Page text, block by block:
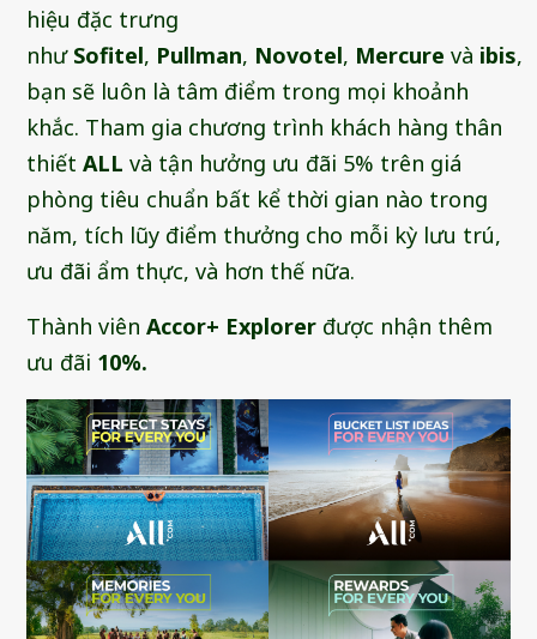
hiệu đặc trưng
như Sofitel, Pullman, Novotel, Mercure và ibis,
bạn sẽ luôn là tâm điểm trong mọi khoảnh
khắc. Tham gia chương trình khách hàng thân
thiếtALL và tận hưởng ưu đãi 5% trên giá
phòng tiêu chuẩn bất kể thời gian nào trong
năm, tích lũy điểm thưởng cho mỗi kỳ lưu trú,
ưu đãi ẩm thực, và hơn thế nữa.
Thành viênAccor+ Explorer được nhận thêm
ưu đãi 10%.